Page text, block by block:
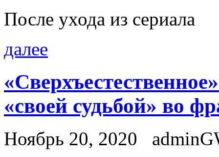
После ухода из сериала
далее
«своей судьбой» во
Ноябрь 20, 2020